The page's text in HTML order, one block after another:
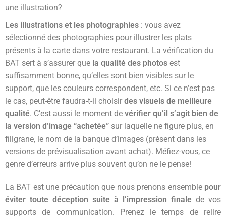
une illustration?
Les illustrations et les photographies : vous avez
sélectionné des photographies pour illustrer les plats
présents à la carte dans votre restaurant. La vérification du
BAT sert à s’assurer que la qualité des photos est
suffisamment bonne, qu’elles sont bien visibles sur le
support, que les couleurs correspondent, etc. Si ce n’est pas
le cas, peut-être faudra-t-il choisir des visuels de meilleure
qualité. C’est aussi le moment de vérifier qu’il s’agit bien de
la version d’image “achetée” sur laquelle ne figure plus, en
filigrane, le nom de la banque d’images (présent dans les
versions de prévisualisation avant achat). Méfiez-vous, ce
genre d’erreurs arrive plus souvent qu’on ne le pense!
La BAT est une précaution que nous prenons ensemble pour
éviter toute déception suite à l’impression finale de vos
supports de communication. Prenez le temps de relire